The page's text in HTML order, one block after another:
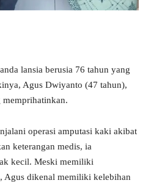
lansia berusia 76 tahun yang
Agus Dwiyanto (47 tahun),
operasi amputasi kaki akibat
keterangan medis, ia
kecil. Meski memiliki
Agus dikenal memiliki kelebihan